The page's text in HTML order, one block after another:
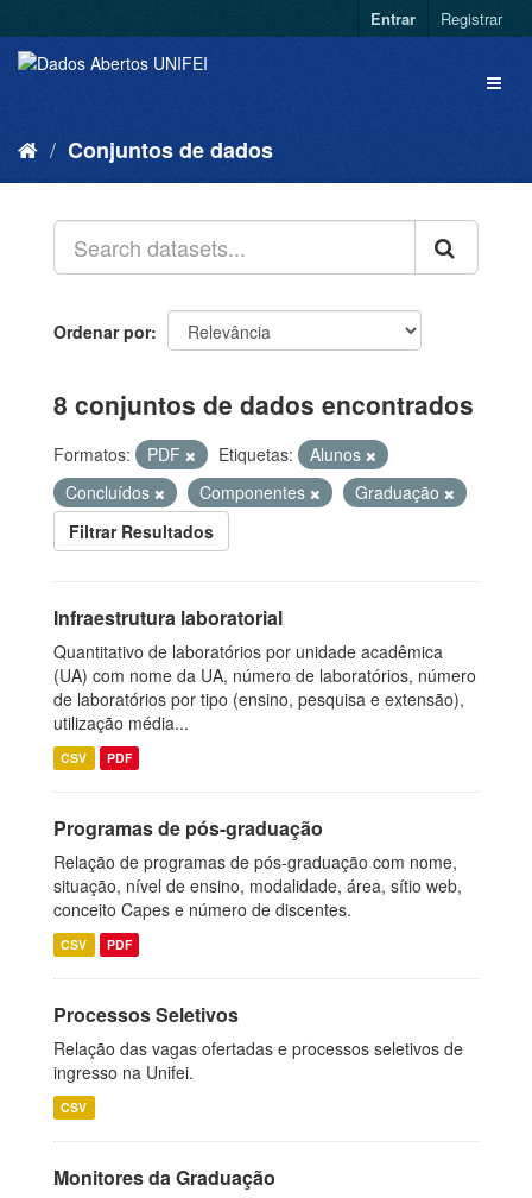
Entrar Registrar
Conjuntos de dados
Ordenar por
8 conjuntos de dados encontrados
Formatos: PDF Etiquetas:
Alunos
Concluídos
Componentes
Graduação
Filtrar Resultados
Infraestrutura laboratorial
Quantitativo de laboratórios por unidade acadêmica
(UA) com nome da UA, número de laboratórios, número
de laboratórios por tipo (ensino, pesquisa e extensão),
utilização média...
CSV PDF
Programas de pós-graduação
Relação de programas de pós-graduação com nome,
situação, nível de ensino, modalidade, área, sítio web,
conceito Capes e número de discentes.
CSV PDF
Processos Seletivos
Relação das vagas ofertadas e processos seletivos de
ingresso na Unifei.
CSV
Monitores da Graduação